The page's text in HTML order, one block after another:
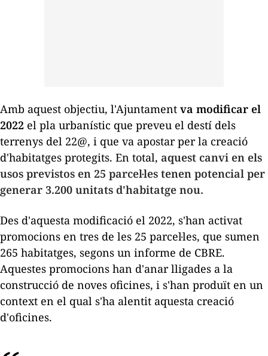
Amb aquest objectiu, l'Ajuntament va modificar el
2022 el pla urbanístic que preveu el destí dels
terrenys del 22@, i que va apostar per la creació
d'habitatges protegits. En total, aquest canvi en els
usos previstos en 25 parcel·les tenen potencial per
generar 3.200 unitats d'habitatge nou.
Des d'aquesta modificació el 2022, s'han activat
promocions en tres de les 25 parcel·les, que sumen
265 habitatges, segons un informe de CBRE.
Aquestes promocions han d'anar lligades a la
construcció de noves oficines, i s'han produït en un
context en el qual s'ha alentit aquesta creació
d'oficines.